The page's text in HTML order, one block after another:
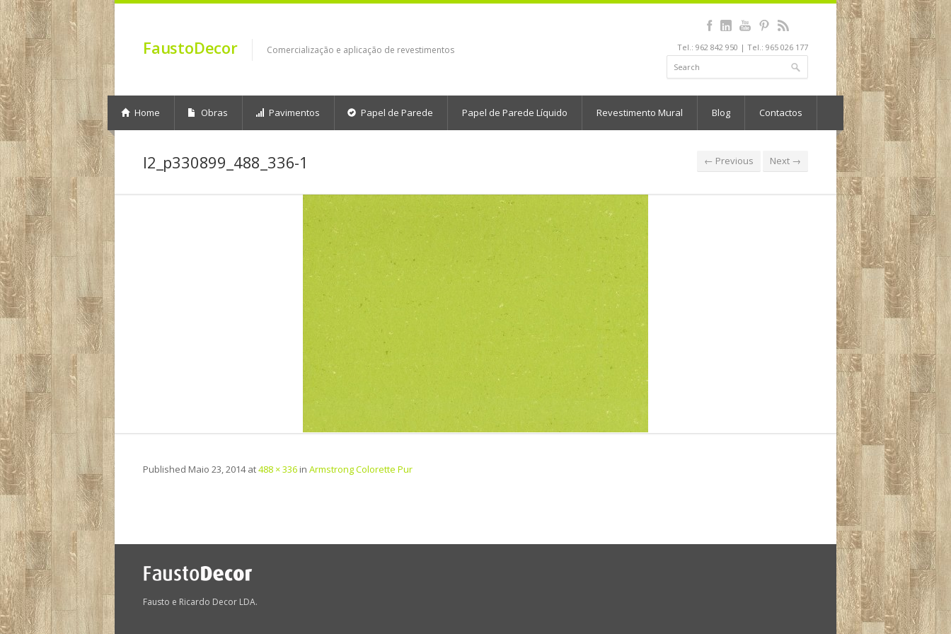
FaustoDecor Comercialização e aplicação de revestimentos Tel.: 962 842 950 | Tel.: 965 026 177
Home Obras Pavimentos Papel de Parede Papel de Parede Líquido Revestimento Mural Blog Contactos
l2_p330899_488_336-1 ← Previous Next →
Published Maio 23, 2014at488 × 336 in Armstrong Colorette Pur
Fausto e Ricardo Decor LDA.